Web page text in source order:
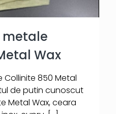
Wax
850 Metal
de putin cunoscut
Metal Wax, ceara